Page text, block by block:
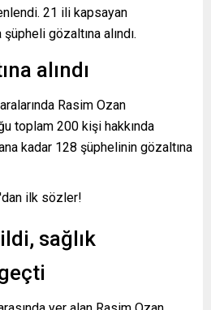
21 ili kapsayan
gözaltına alındı.
alındı
Rasim Ozan
toplam 200 kişi hakkında
kadar 128 şüphelinin gözaltına
sağlık